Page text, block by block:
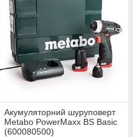
Акумуляторний шуруповерт
Metabo PowerMaxx BS Basic
(600080500)